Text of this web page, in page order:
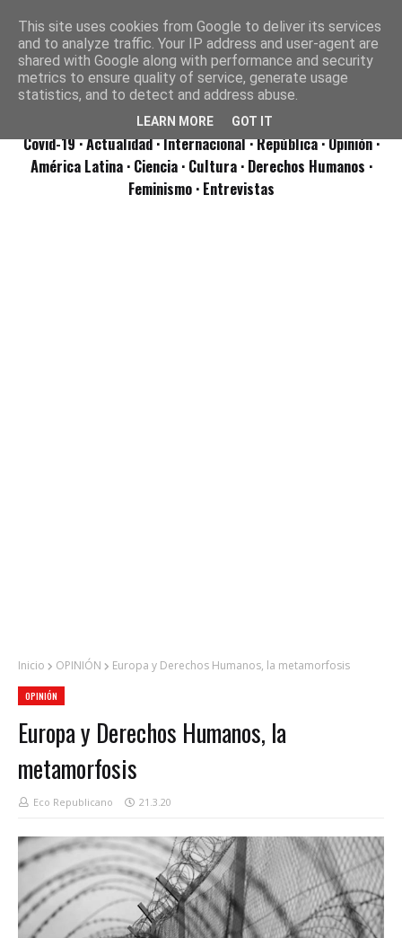
Covid-19· Actualidad· Internacional· República· Opinión·
América Latina · Ciencia · Cultura · Derechos Humanos ·
Feminismo · Entrevistas
Inicio OPINIÓN Europa y Derechos Humanos, la metamorfosis
OPINIÓN
Europa y Derechos Humanos, la
metamorfosis
Eco Republicano 21.3.20
This site uses cookies from Google to deliver its services
and to analyze traffic. Your IP address and user-agent are
shared with Google along with performance and security
metrics to ensure quality of service, generate usage
statistics, and to detect and address abuse.
LEARN MORE GOT IT